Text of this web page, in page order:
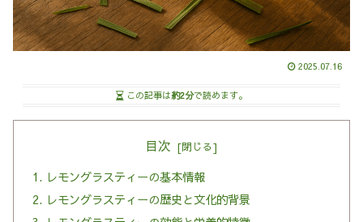
2025.07.16
この記事は約2分で読めます。
目次
レモングラスティーの基本情報
レモングラスティーの歴史と文化的背景